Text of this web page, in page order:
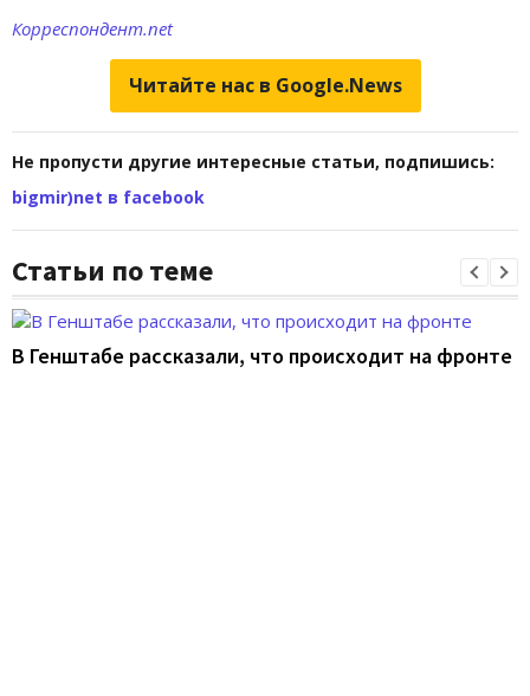
Корреспондент.net
Читайте нас в Google.News
Не пропусти другие интересные статьи, подпишись:
bigmir)net в facebook
Статьи по теме
В Генштабе рассказали, что происходит на фронте